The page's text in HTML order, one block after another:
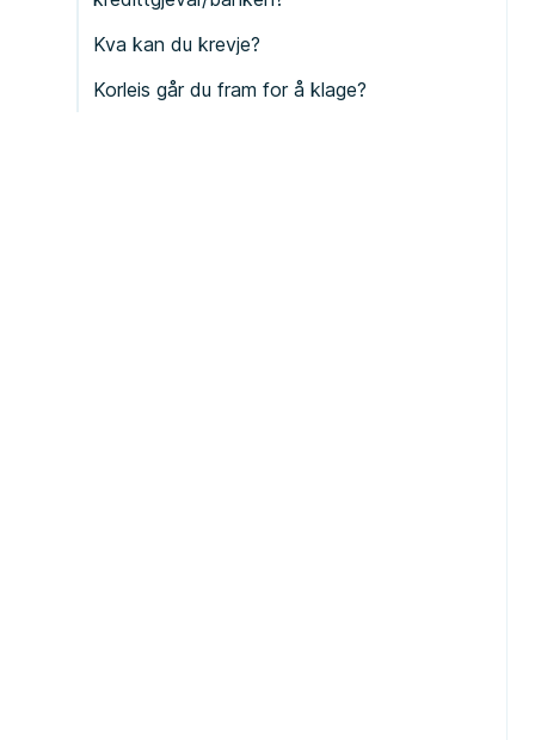
Kva kan du krevje?
Korleis går du fram for å klage?